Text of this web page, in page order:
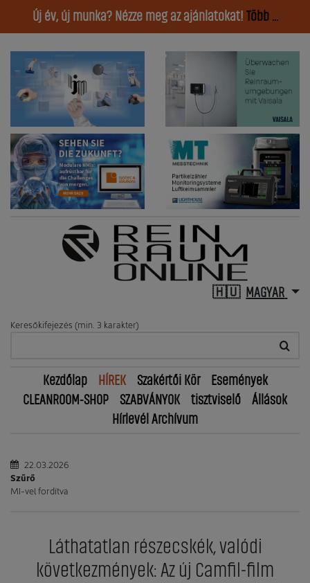
Új év, új munka? Nézze meg az ajánlatokat! Több ...
MAGYAR
Keresőkifejezés (min. 3 karakter)
Kezdőlap HÍREK Szakértői Kör
Események
CLEANROOM-SHOP
SZABVÁNYOK tisztviselő
Állások
Hírlevél Archívum
22.03.2026
Szűrő
MI-vel fordítva
Láthatatlan részecskék, valódi
következmények: Az új Camfil-film